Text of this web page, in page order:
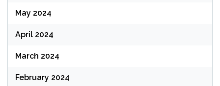
May 2024
April 2024
March 2024
February 2024